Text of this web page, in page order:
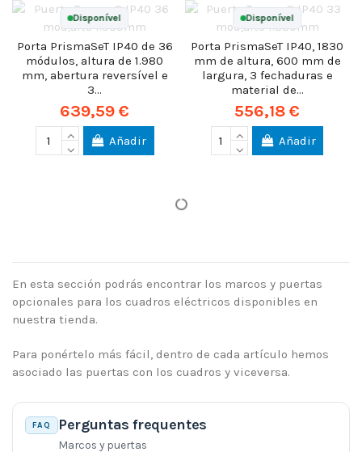
Disponível
Porta PrismaSeT IP40 de 36
módulos, altura de 1.980
mm, abertura reversível e
3...
639,59 €
Añadir
Disponível
Porta PrismaSeT IP40, 1830
mm de altura, 600 mm de
largura, 3 fechaduras e
material de...
556,18 €
Añadir
En esta sección podrás encontrar los marcos y puertas
opcionales para los cuadros eléctricos disponibles en
nuestra tienda.
Para ponértelo más fácil, dentro de cada artículo hemos
asociado las puertas con los cuadros y viceversa.
FAQ Perguntas frequentes
Marcos y puertas